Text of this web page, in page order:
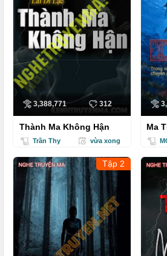
3,388,771 312
Thành Ma Không Hận
Trần Thy vừa xong
Ma
Hải
Tập 2